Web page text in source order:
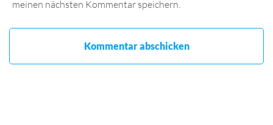
meinen nächsten Kommentar speichern.